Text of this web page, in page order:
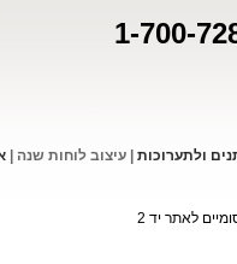
1-700-
ולתערוכות עיצוב לוחות שנה
לאתר יד 2